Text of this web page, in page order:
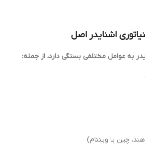
اشنایدر اصل
به عوامل مختلفی بستگی دارد، از جمله:
چین یا ویتنام)